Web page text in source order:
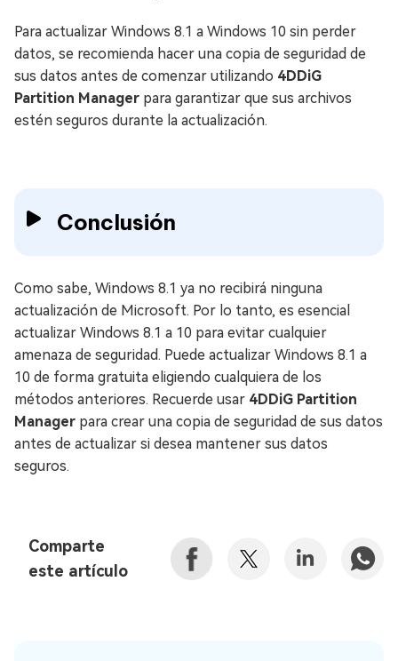
Para actualizar Windows 8.1 a Windows 10 sin perder
datos, se recomienda hacer una copia de seguridad de
sus datos antes de comenzar utilizando 4DDiG
Partition Manager para garantizar que sus archivos
estén seguros durante la actualización.
Conclusión
Como sabe, Windows 8.1 ya no recibirá ninguna
actualización de Microsoft. Por lo tanto, es esencial
actualizar Windows 8.1 a 10 para evitar cualquier
amenaza de seguridad. Puede actualizar Windows 8.1 a
10 de forma gratuita eligiendo cualquiera de los
métodos anteriores. Recuerde usar 4DDiG Partition
Manager para crear una copia de seguridad de sus datos
antes de actualizar si desea mantener sus datos
seguros.
Comparte
este artículo